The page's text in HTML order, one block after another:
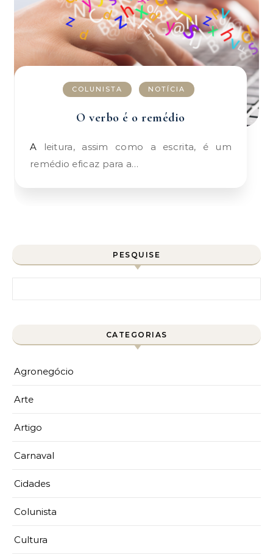
COLUNISTA NOTÍCIA
O verbo é o remédio
A leitura, assim como a escrita, é um
remédio eficaz para a…
PESQUISE
CATEGORIAS
Agronegócio
Arte
Artigo
Carnaval
Cidades
Colunista
Cultura